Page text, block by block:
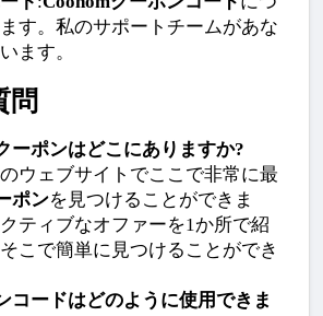
す。私のサポートチームがあな
ます。
問
ーポンはどこにありますか?
ウェブサイトでここで非常に最
ポンを見つけることができま
ティブなオファーを1か所で紹
こで簡単に見つけることができ
コードはどのように使用できま